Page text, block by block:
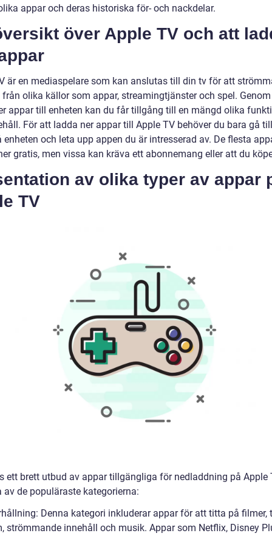
appar och deras historiska för- och nackdelar.
över Apple TV och att
är en mediaspelare som kan anslutas till din tv för att
olika källor som appar, streamingtjänster och spel.
appar till enheten kan du får tillgång till en mängd olika
För att ladda ner appar till Apple TV behöver du bara gå
enheten och leta upp appen du är intresserad av. De flesta
gratis, men vissa kan kräva ett abonnemang eller att du
av olika typer av appar
TV
ett brett utbud av appar tillgängliga för nedladdning på Apple
av de populäraste kategorierna:
Denna kategori inkluderar appar för att titta på filmer,
strömmande innehåll och musik. Appar som Netflix, Disney